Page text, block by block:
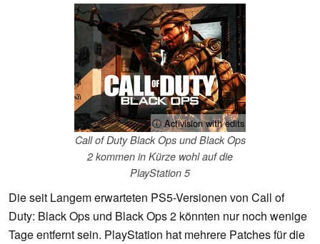
ⓘ Activision with edits
Call of Duty Black Ops und Black Ops
2 kommen in Kürze wohl auf die
PlayStation 5
Die seit Langem erwarteten PS5-Versionen von Call of
Duty: Black Ops und Black Ops 2 könnten nur noch wenige
Tage entfernt sein. PlayStation hat mehrere Patches für die